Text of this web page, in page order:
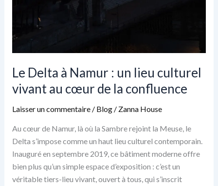
Le Delta à Namur : un lieu culturel
vivant au cœur de la confluence
Laisser un commentaire / Blog/ Zanna House
Au cœur de Namur, là où la Sambre rejoint la Meuse, le
Delta s’impose comme un haut lieu culturel contemporain.
Inauguré en septembre 2019, ce bâtiment moderne offre
bien plus qu’un simple espace d’exposition : c’est un
véritable tiers-lieu vivant, ouvert à tous, qui s’inscrit